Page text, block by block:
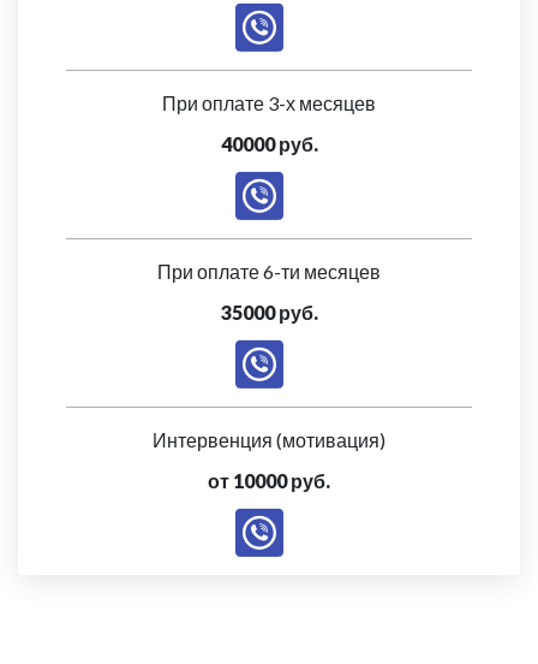
При оплате 3-х месяцев
40000 руб.
При оплате 6-ти месяцев
35000 руб.
Интервенция (мотивация)
от 10000 руб.